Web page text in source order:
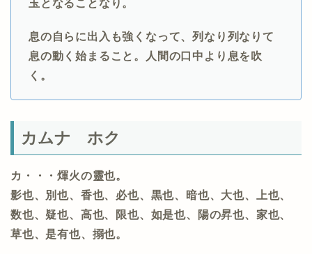
玉となることなり。
息の自らに出入も強くなって、列なり列なりて
息の動く始まること。人間の口中より息を吹
く。
カムナ ホク
カ・・・煇火の靈也。
影也、別也、香也、必也、黒也、暗也、大也、上也、
数也、疑也、高也、限也、如是也、陽の昇也、家也、
草也、是有也、搦也。